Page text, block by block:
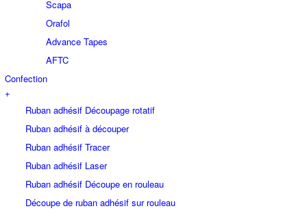
Scapa
Orafol
Advance Tapes
AFTC
Confection
+
Ruban adhésif Découpage rotatif
Ruban adhésif à découper
Ruban adhésif Tracer
Ruban adhésif Laser
Ruban adhésif Découpe en rouleau
Découpe de ruban adhésif sur rouleau